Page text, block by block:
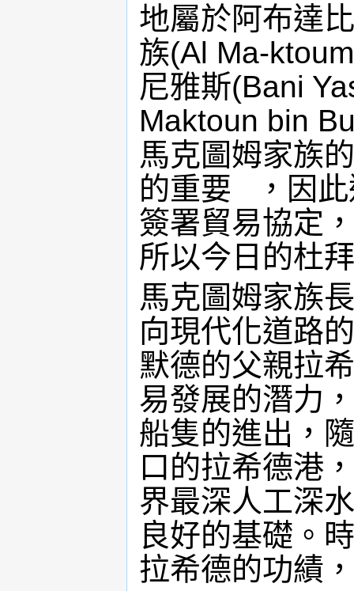
地屬於阿布達
族(Al Ma-
尼雅斯(Bani
Maktoun bin
馬克圖姆家族
的重要 ，因此
簽署貿易協定
所以今日的杜
馬克圖姆家族
向現代化道路
默德的父親拉
易發展的潛力
船隻的進出，
口的拉希德港
界最深人工深
良好的基礎。
拉希德的功績